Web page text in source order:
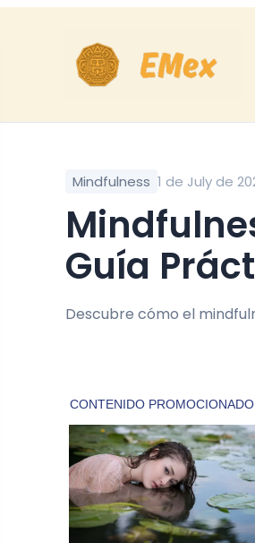
Mindfulness 1 de July de
Mindfulness y Bienestar Emocional Diario:
Guía
Descubre cómo el